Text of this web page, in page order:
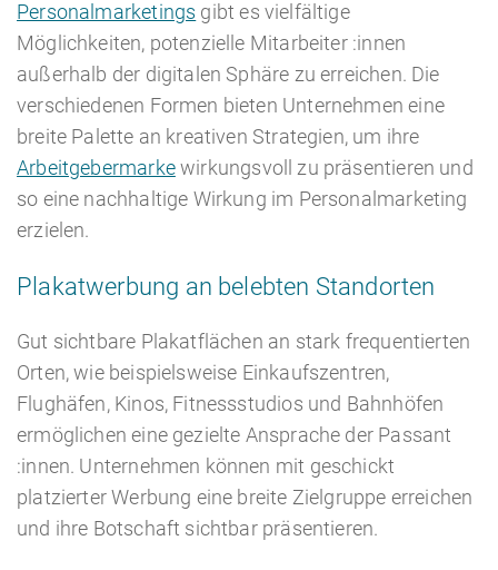
Personalmarketings gibt es vielfältige
Möglichkeiten, potenzielle Mitarbeiter :innen
außerhalb der digitalen Sphäre zu erreichen. Die
verschiedenen Formen bieten Unternehmen eine
breite Palette an kreativen Strategien, um ihre
Arbeitgebermarkewirkungsvoll zu präsentieren und
so eine nachhaltige Wirkung im Personalmarketing
erzielen.
Plakatwerbung an belebten Standorten
Gut sichtbare Plakatflächen an stark frequentierten
Orten, wie beispielsweise Einkaufszentren,
Flughäfen, Kinos, Fitnessstudios und Bahnhöfen
ermöglichen eine gezielte Ansprache der Passant
:innen. Unternehmen können mit geschickt
platzierter Werbung eine breite Zielgruppe erreichen
und ihre Botschaft sichtbar präsentieren.